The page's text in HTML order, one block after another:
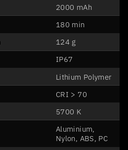
2000 mAh
180 min
124 g
IP67
Lithium Polymer
CRI > 70
5700 K
Aluminium,
Nylon, ABS, PC